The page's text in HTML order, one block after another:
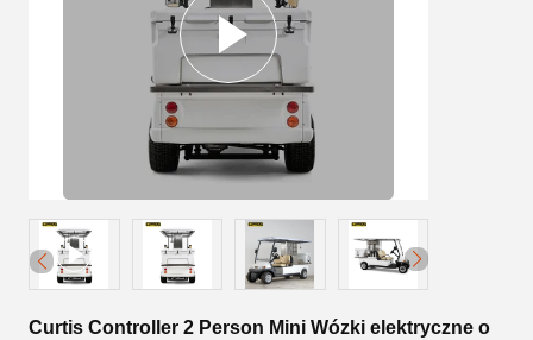
Curtis Controller 2 Person Mini Wózki elektryczne o